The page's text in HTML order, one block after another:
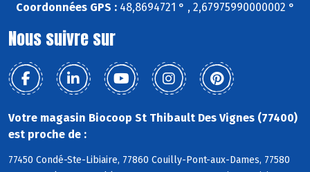
Coordonnées GPS :48,8694721 ° , 2,67975990000002 °
Nous suivre sur
Votre magasin Biocoop St Thibault Des Vignes (77400)
est proche de :
77450 Condé-Ste-Libiaire, 77860 Couilly-Pont-aux-Dames, 77580